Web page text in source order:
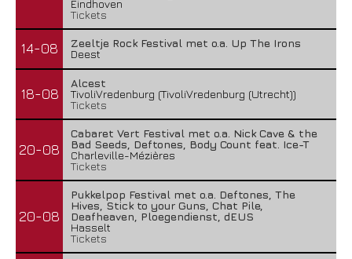
Eindhoven
Tickets
14-08
Zeeltje Rock Festival met o.a. Up The Irons
Deest
18-08
Alcest
TivoliVredenburg (TivoliVredenburg (Utrecht))
Tickets
20-08
Cabaret Vert Festival met o.a. Nick Cave & the
Bad Seeds, Deftones, Body Count feat. Ice-T
Charleville-Mézières
Tickets
20-08
Pukkelpop Festival met o.a. Deftones, The
Hives, Stick to your Guns, Chat Pile,
Deafheaven, Ploegendienst, dEUS
Hasselt
Tickets